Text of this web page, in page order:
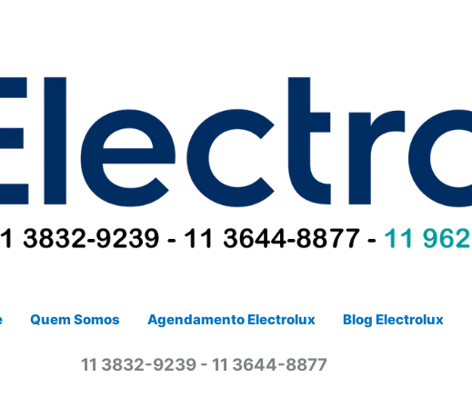
Quem Somos Agendamento Electrolux Blog Electrolux
11 3832-9239 - 11 3644-8877